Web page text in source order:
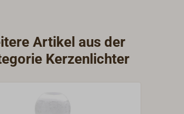
Artikel aus der
Kerzenlichter